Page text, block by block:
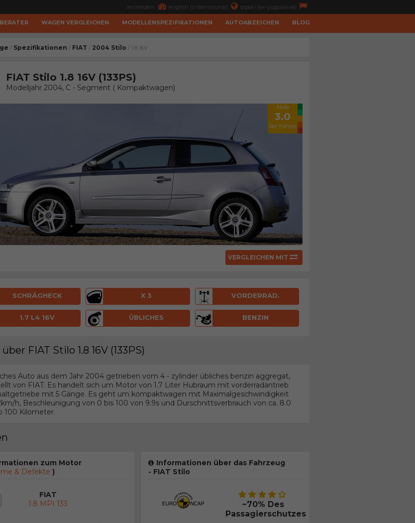
anmelden english (international) srpski (ex-yugoslavia)
WAGEN VERGLEICHEN MODELLENSPEZIFIKATIONEN AUTOABZEICHEN BLOG
/ Spezifikationen / FIAT / 2004 Stilo / 1.8 16V
FIAT Stilo 1.8 16V (133PS)
Modelljahr 2004, C - Segment ( Kompaktwagen)
Note
3.0
der Fahrer
VERGLEICHEN MIT
SCHRÄGHECK X 3 VORDERRAD.
1.7 L4 16V ÜBLICHES BENZIN
FIAT Stilo 1.8 16V (133PS)
Auto aus dem Jahr 2004 getrieben vom 4 - zylinder übliches benzin aggregat,
von FIAT. Es handelt sich um Motor von 1.7 Liter Hubraum mit vorderradantrieb
mit 5 Gänge. Es geht um kompaktwagen mit Maximalgeschwindigkeit
h, Beschleunigung von 0 bis 100 von 9.9s und Durschnittsverbrauch von ca. 8.0
100 Kilometer.
zum Motor
& Defekte )
FIAT
1.8 MPI 133
Informationen über das Fahrzeug
- FIAT Stilo
~70% Des
Passagierschutzes